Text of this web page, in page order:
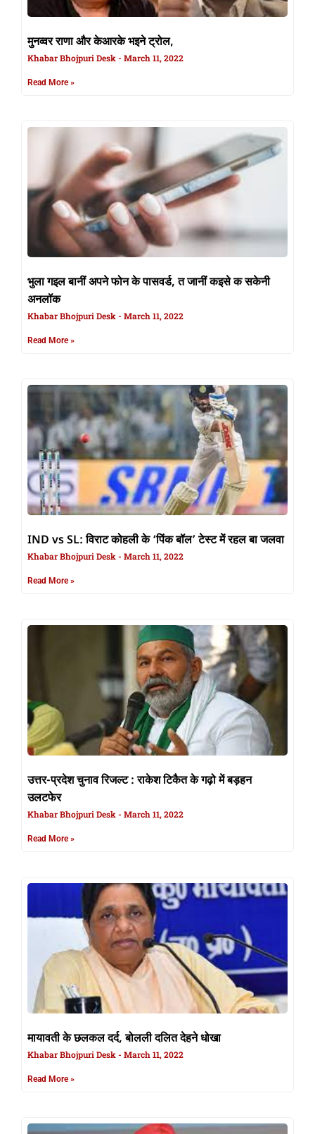
मुनव्वर राणा और केआरके भइने ट्रोल,
Khabar Bhojpuri Desk March 11, 2022
Read More »
भुला गइल बानीं अपने फोन के पासवर्ड, त जानीं कइसे क सकेनी
अनलॉक
Khabar Bhojpuri Desk March 11, 2022
Read More »
IND vs SL: विराट कोहली के ‘पिंक बॉल’ टेस्ट में रहल बा जलवा
Khabar Bhojpuri Desk March 11, 2022
Read More »
उत्तर-प्रदेश चुनाव रिजल्ट : राकेश टिकैत के गढ़ो में बड़हन
उलटफेर
Khabar Bhojpuri Desk March 11, 2022
Read More »
मायावती के छलकल दर्द, बोलली दलित देहने धोखा
Khabar Bhojpuri Desk March 11, 2022
Read More »